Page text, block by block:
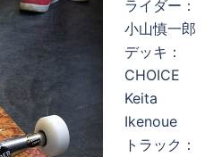
ライダー：
小山慎一郎
デッキ：
CHOICE
Keita
Ikenoue
トラック：